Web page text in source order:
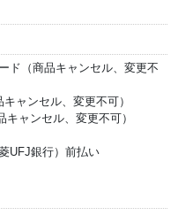
ド（商品キャンセル、変更不
ャンセル、変更不可）
キャンセル、変更不可）
UFJ銀行）前払い